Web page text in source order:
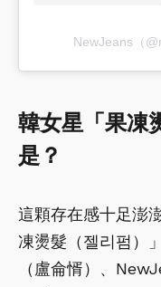
NewJeans（
韓女星「果凍
是？
這顆存在感十足澎
凍燙髮（젤리펌）
（盧侖㥠）、